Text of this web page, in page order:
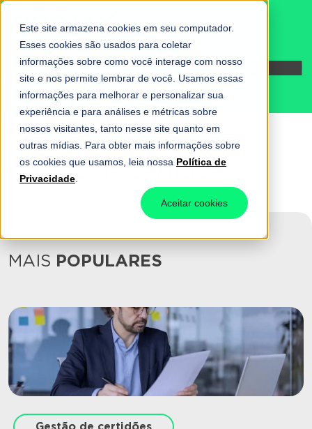
Este site armazena cookies em seu computador.
Esses cookies são usados para coletar
informações sobre como você interage com nosso
site e nos permite lembrar de você. Usamos essas
informações para melhorar e personalizar sua
experiência e para análises e métricas sobre
nossos visitantes, tanto nesse site quanto em
outras mídias. Para obter mais informações sobre
os cookies que usamos, leia nossa Política de
Privacidade
Aceitar cookies
Fale conosco
Gestão de certidões
Home- Gestão de certidões -Página 2
MAIS POPULARES